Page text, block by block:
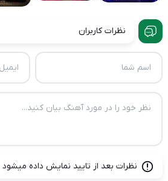
نظرات کاربران
نظرات بعد از تایید نمایش داده میشود